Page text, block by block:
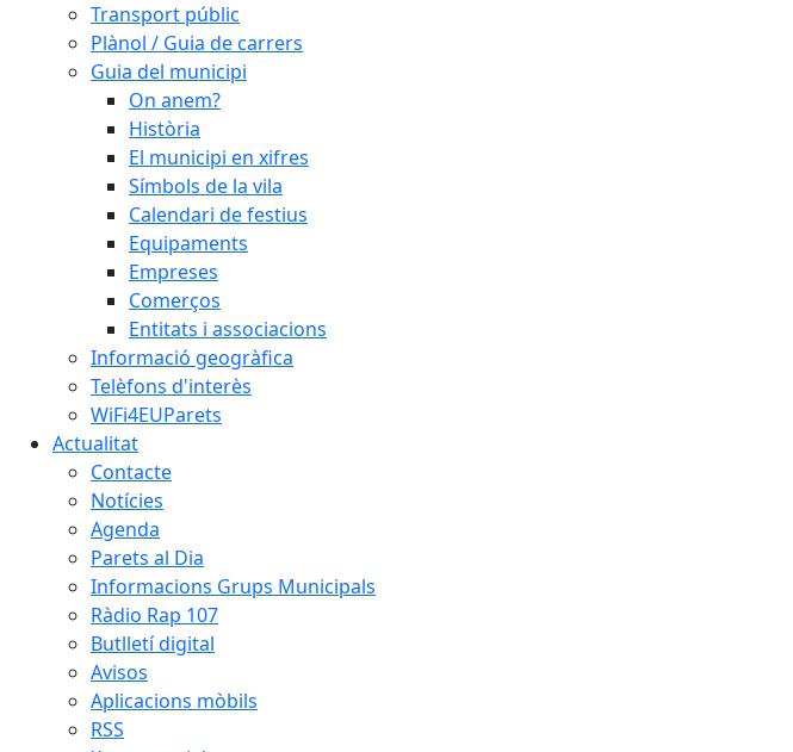
Transport públic
Plànol / Guia de carrers
Guia del municipi
On anem?
Història
El municipi en xifres
Símbols de la vila
Calendari de festius
Equipaments
Empreses
Comerços
Entitats i associacions
Informació geogràfica
Telèfons d'interès
WiFi4EUParets
Actualitat
Contacte
Notícies
Agenda
Parets al Dia
Informacions Grups Municipals
Ràdio Rap 107
Butlletí digital
Avisos
Aplicacions mòbils
RSS